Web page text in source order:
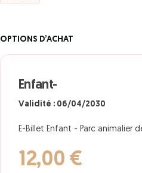
OPTIONS D’ACHAT
Enfant-
Validité : 06/04/2030
E-Billet Enfant - Parc animalier
12,00 €